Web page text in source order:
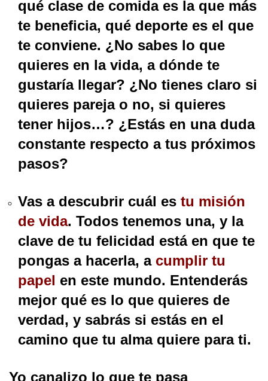
qué clase de comida es la que más
te beneficia, qué deporte es el que
te conviene. ¿No sabes lo que
quieres en la vida, a dónde te
gustaría llegar? ¿No tienes claro si
quieres pareja o no, si quieres
tener hijos…? ¿Estás en una duda
constante respecto a tus próximos
pasos?
Vas a descubrir cuál es tu misión
de vida. Todos tenemos una, y la
clave de tu felicidad está en que te
pongas a hacerla, a cumplir tu
papel en este mundo. Entenderás
mejor qué es lo que quieres de
verdad, y sabrás si estás en el
camino que tu alma quiere para ti.
Yo canalizo lo que te pasa